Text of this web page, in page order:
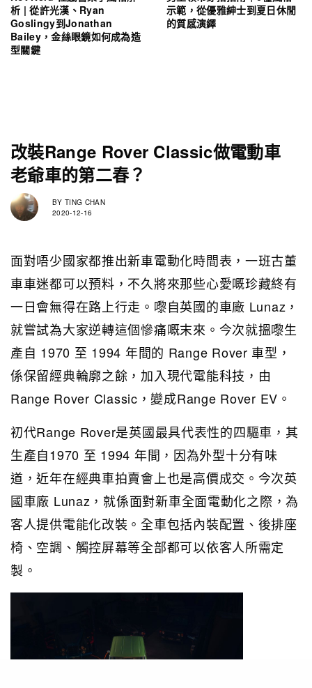
析 | 從許光漢、Ryan
Goslingy到Jonathan
Bailey，金絲眼鏡如何成為造
型關鍵
示範，從優雅紳士到夏日休閒
的質感演繹
改裝Range Rover Classic做電動車
老爺車的第二春？
BY TING CHAN
2020-12-16
面對唔少國家都推出新車電動化時間表，一班古董
車車迷都可以預料，不久將來那些心愛嘅珍藏終有
一日會無得在路上行走。嚟自英國的車廠 Lunaz，
就嘗試為大家逆轉這個慘痛嘅末來。今次就搵嚟生
產自 1970 至 1994 年間的 Range Rover 車型，
係保留經典輪廓之餘，加入現代電能科技，由
Range Rover Classic，變成Range Rover EV。
初代Range Rover是英國最具代表性的四驅車，其
生產自1970 至 1994 年間，因為外型十分有味
道，近年在經典車拍賣會上也是高價成交。今次英
國車廠 Lunaz，就係面對新車全面電動化之際，為
客人提供電能化改裝。全車包括內裝配置、後排座
椅、空調、觸控屏幕等全部都可以依客人所需定
製。